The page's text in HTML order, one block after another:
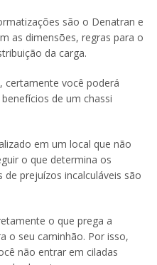
são o Denatran e
as dimensões, regras para o
da carga.
certamente você poderá
de um chassi
em um local que não
o que determina os
prejuízos incalculáveis são
o que prega a
o seu caminhão. Por isso,
não entrar em ciladas